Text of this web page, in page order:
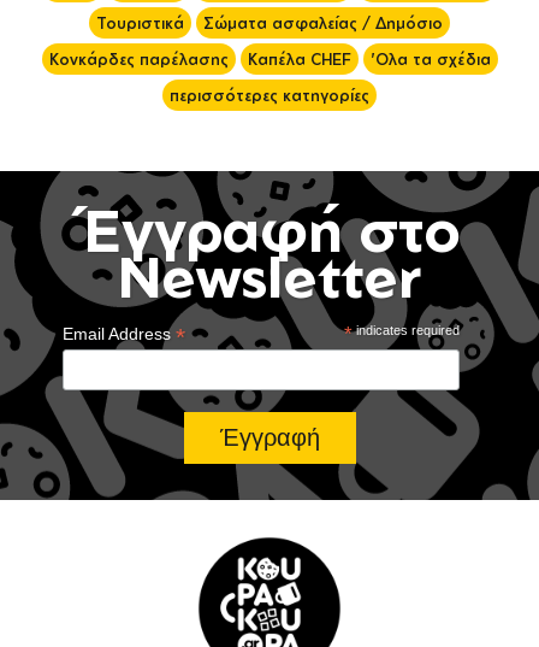
Τουριστικά
Σώματα ασφαλείας / Δημόσιο
Κονκάρδες παρέλασης
Καπέλα CHEF
'Ολα τα σχέδια
περισσότερες κατηγορίες
Έγγραφή στο
Newsletter
*indicates required
Email Address*